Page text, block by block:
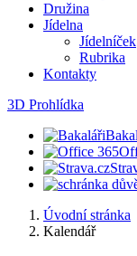
Družina
Jídelna
Jídelníček
Rubrika
Kontakty
3D Prohlídka
Úvodní stránka
Kalendář